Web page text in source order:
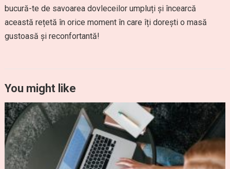
bucură-te de savoarea dovleceilor umpluți și încearcă
această rețetă în orice moment în care îți dorești o masă
gustoasă și reconfortantă!
You might like